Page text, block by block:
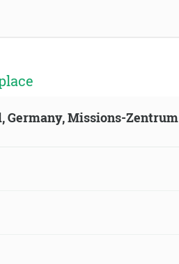
Germany, Missions-Zentrum